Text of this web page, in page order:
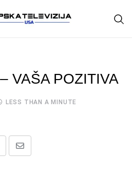
VAŠA POZITIVA
LESS THAN A MINUTE
Share